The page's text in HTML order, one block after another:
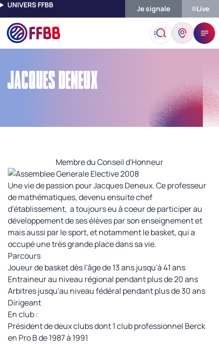
UNIVERS FFBB Je signale Live
Accueil Instances Dirigeantes Le Conseil D'Honneur Jacques
JACQUES DENEUX
Membre du Conseil d'Honneur
Une vie de passion pour Jacques Deneux. Ce professeur
de mathématiques, devenu ensuite chef
d'établissement, a toujours eu à coeur de participer au
développement de ses élèves par son enseignement et
mais aussi par le sport, et notamment le basket, qui a
occupé une très grande place dans sa vie.
Parcours
Joueur de basket dès l'âge de 13 ans jusqu'à 41 ans
Entraineur au niveau régional pendant plus de 20 ans
Arbitres jusqu'au niveau fédéral pendant plus de 30 ans
Dirigeant
En club :
Président de deux clubs dont 1 club professionnel Berck
en Pro B de 1987 à 1991